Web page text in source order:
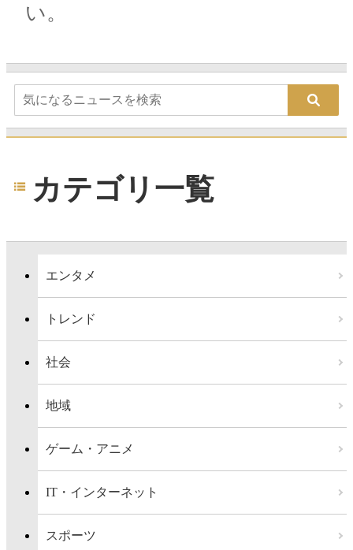
い。
カテゴリ一覧
エンタメ
トレンド
社会
地域
ゲーム・アニメ
IT・インターネット
スポーツ